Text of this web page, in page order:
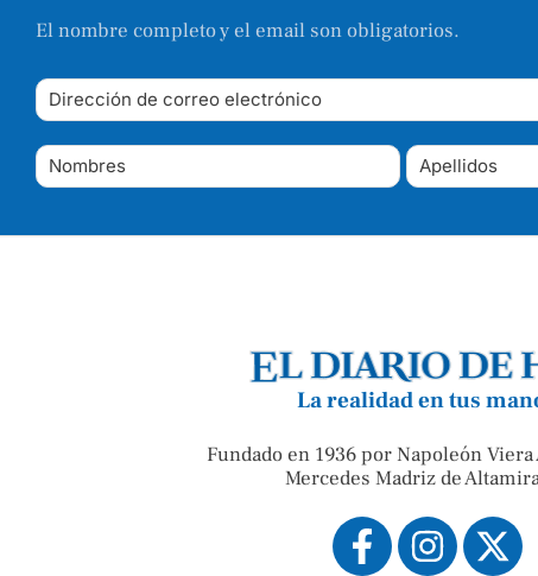
El nombre completo y el email son obligatorios.
La realidad en tus
Fundado en 1936 por Napoleón
Mercedes Madriz de